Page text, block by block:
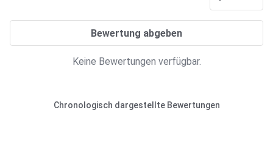
Bewertung abgeben
Keine Bewertungen verfügbar.
Chronologisch dargestellte Bewertungen